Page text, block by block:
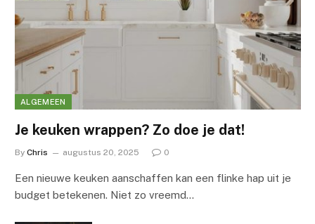
ALGEMEEN
Je keuken wrappen? Zo doe je dat!
By Chris augustus 20, 2025 0
Een nieuwe keuken aanschaffen kan een flinke hap uit je
budget betekenen. Niet zo vreemd…